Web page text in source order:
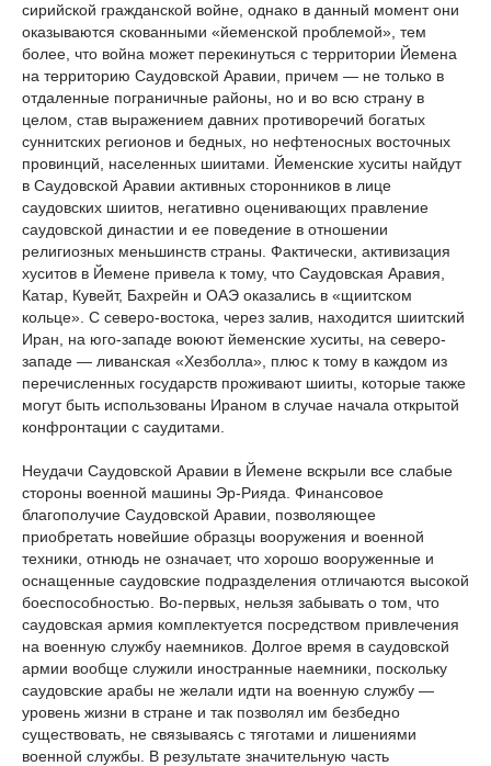
сирийской гражданской войне, однако в данный момент они
оказываются скованными «йеменской проблемой», тем
более, что война может перекинуться с территории Йемена
на территорию Саудовской Аравии, причем — не только в
отдаленные пограничные районы, но и во всю страну в
целом, став выражением давних противоречий богатых
суннитских регионов и бедных, но нефтеносных восточных
провинций, населенных шиитами. Йеменские хуситы найдут
в Саудовской Аравии активных сторонников в лице
саудовских шиитов, негативно оценивающих правление
саудовской династии и ее поведение в отношении
религиозных меньшинств страны. Фактически, активизация
хуситов в Йемене привела к тому, что Саудовская Аравия,
Катар, Кувейт, Бахрейн и ОАЭ оказались в «щиитском
кольце». С северо-востока, через залив, находится шиитский
Иран, на юго-западе воюют йеменские хуситы, на северо-
западе — ливанская «Хезболла», плюс к тому в каждом из
перечисленных государств проживают шииты, которые также
могут быть использованы Ираном в случае начала открытой
конфронтации с саудитами.
Неудачи Саудовской Аравии в Йемене вскрыли все слабые
стороны военной машины Эр-Рияда. Финансовое
благополучие Саудовской Аравии, позволяющее
приобретать новейшие образцы вооружения и военной
техники, отнюдь не означает, что хорошо вооруженные и
оснащенные саудовские подразделения отличаются высокой
боеспособностью. Во-первых, нельзя забывать о том, что
саудовская армия комплектуется посредством привлечения
на военную службу наемников. Долгое время в саудовской
армии вообще служили иностранные наемники, поскольку
саудовские арабы не желали идти на военную службу —
уровень жизни в стране и так позволял им безбедно
существовать, не связываясь с тяготами и лишениями
военной службы. В результате значительную часть